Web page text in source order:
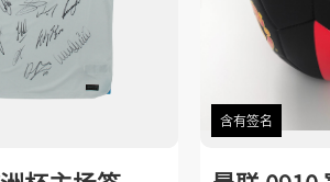
含有签名